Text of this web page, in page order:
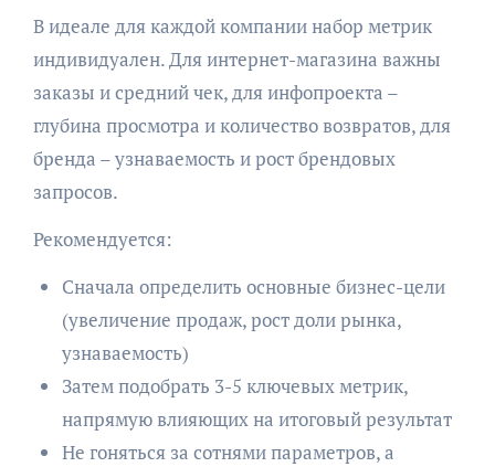
В идеале для каждой компании набор метрик
индивидуален. Для интернет-магазина важны
заказы и средний чек, для инфопроекта –
глубина просмотра и количество возвратов, для
бренда – узнаваемость и рост брендовых
запросов.
Рекомендуется:
Сначала определить основные бизнес-цели
(увеличение продаж, рост доли рынка,
узнаваемость)
Затем подобрать 3-5 ключевых метрик,
напрямую влияющих на итоговый результат
Не гоняться за сотнями параметров, а